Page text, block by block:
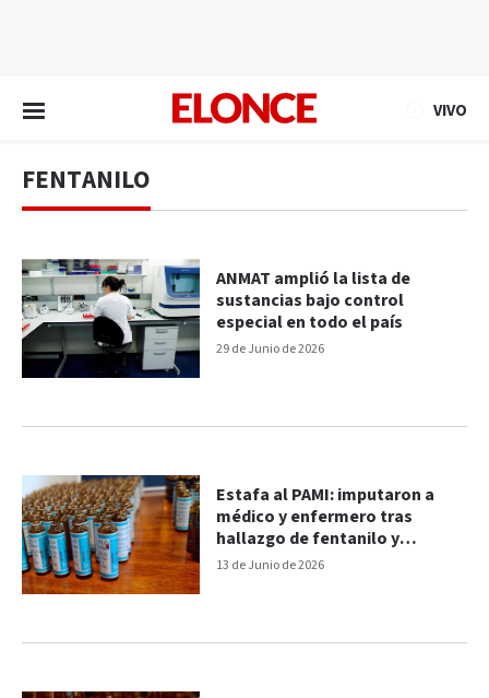
VIVO
FENTANILO
29 de Junio de 2026
ANMAT amplió la lista de
sustancias bajo control
especial en todo el país
13 de Junio de 2026
Estafa al PAMI: imputaron a
médico y enfermero tras
hallazgo de fentanilo y
morfina